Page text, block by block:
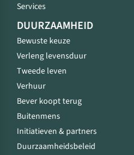
Services
DUURZAAMHEID
Bewuste keuze
Verleng levensduur
Tweede leven
Verhuur
Bever koopt terug
Buitenmens
Initiatieven & partners
Duurzaamheidsbeleid